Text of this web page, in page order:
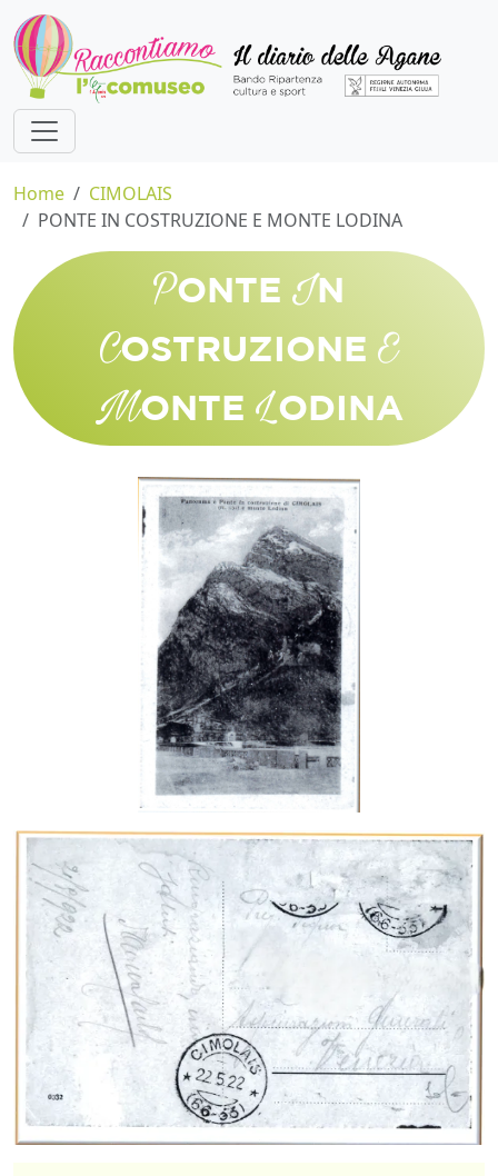
Home
CIMOLAIS
PONTE IN COSTRUZIONE E MONTE LODINA
PONTE I N
COSTRUZIONE E
MONTE LODINA